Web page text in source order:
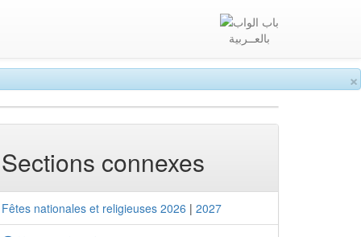
×
بالعــربية
Sections connexes
Fêtes nationales et religieuses 2026 | 2027